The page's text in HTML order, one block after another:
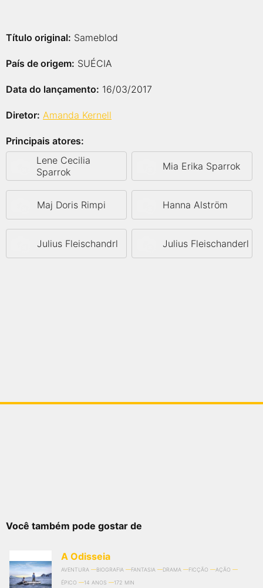
Título original: Sameblod
País de origem: SUÉCIA
Data do lançamento: 16/03/2017
Diretor: Amanda Kernell
Principais atores:
Lene Cecilia
Sparrok
Mia Erika Sparrok
Maj Doris Rimpi Hanna Alström
Julius Fleischandrl Julius Fleischanderl
Você também pode gostar de
A Odisseia
AVENTURA BIOGRAFIA FANTASIA DRAMA FICÇÃO
AÇÃO
ÉPICO
14 ANOS 172 MIN